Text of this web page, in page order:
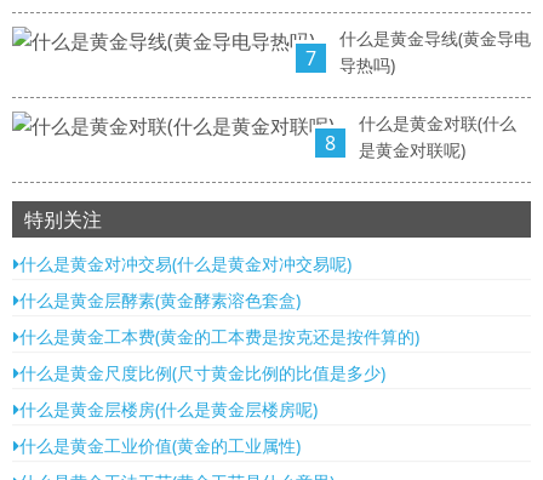
7
什么是黄金导线(黄金导电
导热吗)
8
什么是黄金对联(什么
是黄金对联呢)
特别关注
什么是黄金对冲交易(什么是黄金对冲交易呢)
什么是黄金层酵素(黄金酵素溶色套盒)
什么是黄金工本费(黄金的工本费是按克还是按件算的)
什么是黄金尺度比例(尺寸黄金比例的比值是多少)
什么是黄金层楼房(什么是黄金层楼房呢)
什么是黄金工业价值(黄金的工业属性)